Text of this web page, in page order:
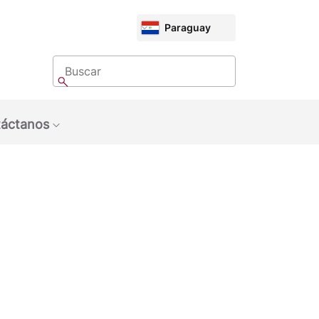
CHOOSE
MARKET
Paraguay
Buscar
Buscar